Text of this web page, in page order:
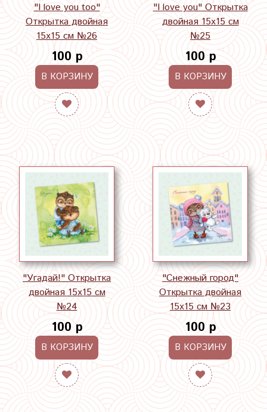
"I love you too"
Открытка двойная
15х15 см №26
100 р
В КОРЗИНУ
"I love you" Открытка
двойная 15х15 см
№25
100 р
В КОРЗИНУ
"Угадай!" Открытка
двойная 15х15 см
№24
100 р
В КОРЗИНУ
"Снежный город"
Открытка двойная
15х15 см №23
100 р
В КОРЗИНУ